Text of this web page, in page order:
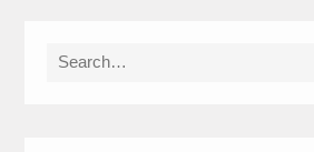
Search